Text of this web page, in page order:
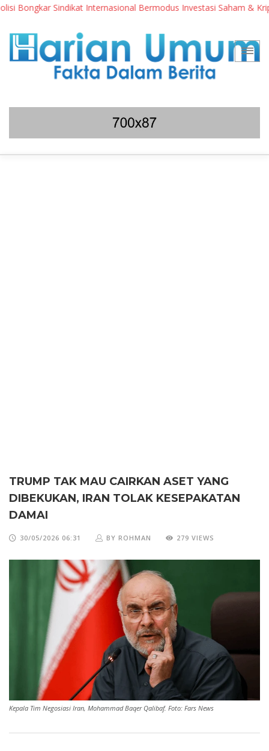
Sindikat Internasional Bermodus Investasi Saham & Kripto
TRUMP TAK MAU CAIRKAN ASET YANG
DIBEKUKAN, IRAN TOLAK KESEPAKATAN
DAMAI
30/05/2026 06:31 BY ROHMAN 279 VIEWS
Kepala Tim Negosiasi Iran, Mohammad Baqer Qalibaf. Foto: Fars News